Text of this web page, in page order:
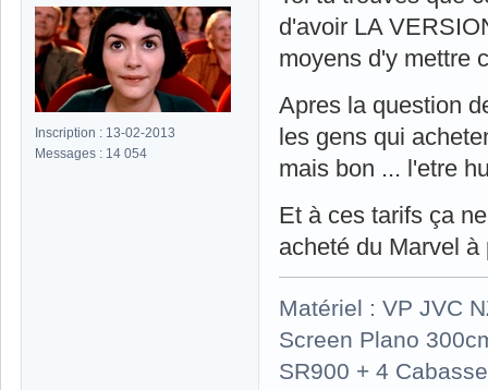
Inscription : 13-02-2013
Messages : 14 054
d'avoir LA
moyens d'y mettre
Apres la question
les gens qui
mais bon ... l'etre
Et à ces tarifs ça
acheté du Marvel
Matériel : VP JVC
Screen Plano
SR900 + 4